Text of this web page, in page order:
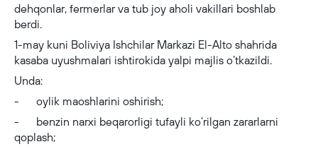
dehqonlar, fermerlar va tub joy aholi vakillari boshlab
berdi.
1-may kuni Boliviya Ishchilar Markazi El-Alto shahrida
kasaba uyushmalari ishtirokida yalpi majlis o‘tkazildi.
Unda:
- oylik maoshlarini oshirish;
- benzin narxi beqarorligi tufayli ko‘rilgan zararlarni
qoplash;